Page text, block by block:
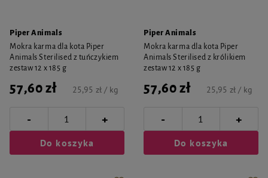
Piper Animals
Mokra karma dla kota Piper
Animals Sterilised z tuńczykiem
zestaw 12 x 185 g
57,60 zł 25,95 zł / kg
- +
Do koszyka
Piper Animals
Mokra karma dla kota Piper
Animals Sterilised z królikiem
zestaw 12 x 185 g
57,60 zł 25,95 zł / kg
- +
Do koszyka